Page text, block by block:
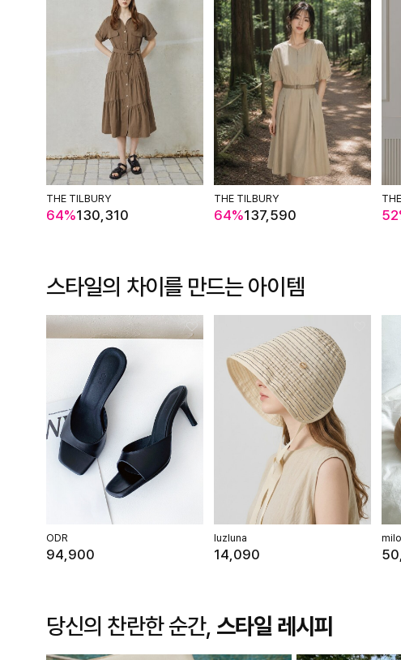
THE TILBURY
130,310
64%
THE TILBURY
137,590
64%
스타일의 차이를 만드는 아이템
ODR
94,900
luzluna
14,090
당신의 찬란한 순간, 스타일 레시피